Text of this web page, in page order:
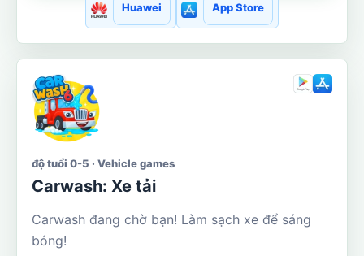
Huawei App Store
độ tuổi 0-5 · Vehicle games
Carwash: Xe tải
Carwash đang chờ bạn! Làm sạch xe để sáng
bóng!